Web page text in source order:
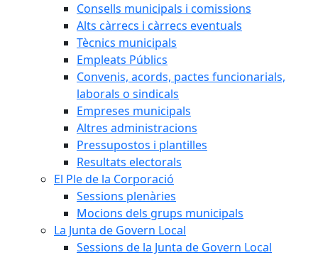
Consells municipals i comissions
Alts càrrecs i càrrecs eventuals
Tècnics municipals
Empleats Públics
Convenis, acords, pactes funcionarials,
laborals o sindicals
Empreses municipals
Altres administracions
Pressupostos i plantilles
Resultats electorals
El Ple de la Corporació
Sessions plenàries
Mocions dels grups municipals
La Junta de Govern Local
Sessions de la Junta de Govern Local